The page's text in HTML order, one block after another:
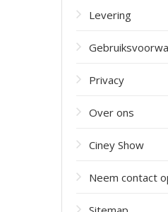
Levering
Privacy
Over ons
Ciney Show
Neem contact